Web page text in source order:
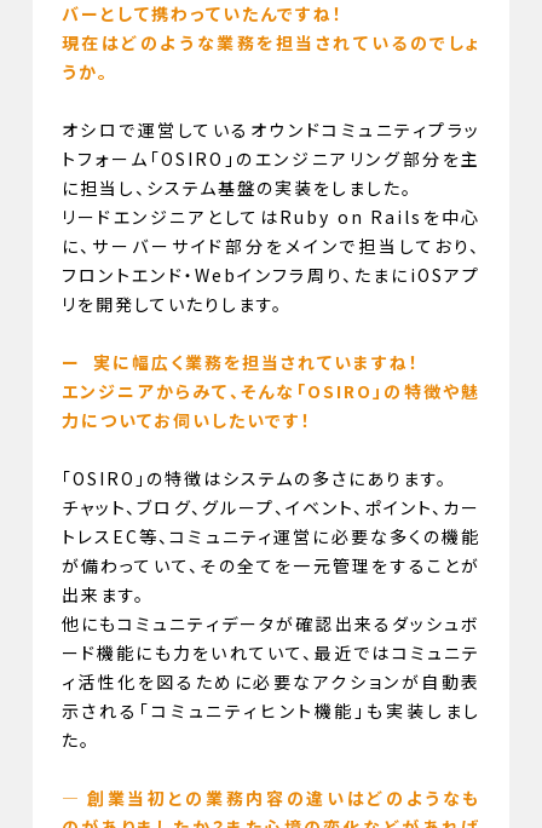
バーとして携わっていたんですね！
現在はどのような業務を担当されているのでしょ
うか。
オシロで運営しているオウンドコミュニティプラッ
トフォーム「OSIRO」のエンジニアリング部分を主
に担当し、システム基盤の実装をしました。
リードエンジニアとしてはRuby on Railsを中心
に、サーバーサイド部分をメインで担当しており、
フロントエンド・Webインフラ周り、たまにiOSアプ
リを開発していたりします。
ー 実に幅広く業務を担当されていますね！
エンジニアからみて、そんな「OSIRO」の特徴や魅
力についてお伺いしたいです！
「OSIRO」の特徴はシステムの多さにあります。
チャット、ブログ、グループ、イベント、ポイント、カー
トレスEC等、コミュニティ運営に必要な多くの機能
が備わっていて、その全てを一元管理をすることが
出来ます。
他にもコミュニティデータが確認出来るダッシュボ
ード機能にも力をいれていて、最近ではコミュニテ
ィ活性化を図るために必要なアクションが自動表
示される「コミュニティヒント機能」も実装しまし
た。
— 創業当初との業務内容の違いはどのようなも